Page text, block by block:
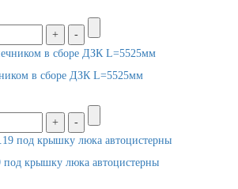
в сборе ДЗК L=5525мм
крышку люка автоцистерны